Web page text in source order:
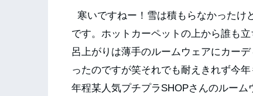
寒いですねー！雪は積もらなかったけ
です。ホットカーペットの上から誰も
呂上がりは薄手のルームウェアにカー
ったのですが笑それでも耐えきれず今
年程某人気プチプラSHOPさんのルー